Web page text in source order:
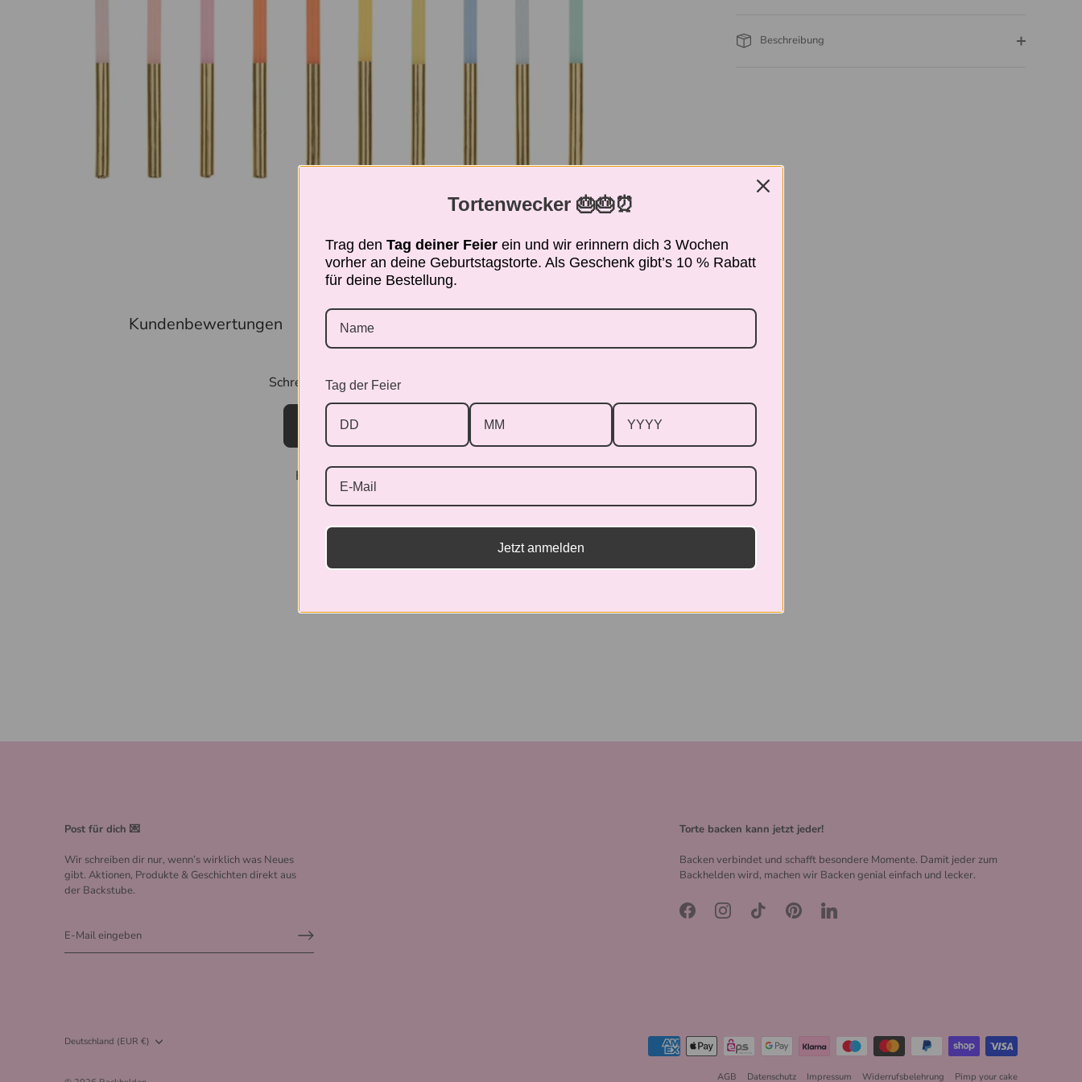
Beschreibung
Kundenbewertungen
Schreiben Sie die erste Bewertung
Bewertung schreiben
Keine Elemente gefunden
Post für dich 💌
Wir schreiben dir nur, wenn’s wirklich was Neues
gibt. Aktionen, Produkte & Geschichten direkt aus
der Backstube.
Torte backen kann jetzt jeder!
Backen verbindet und schafft besondere Momente. Damit jeder zum
Backhelden wird, machen wir Backen genial einfach und lecker.
AGB Datenschutz Impressum Widerrufsbelehrung Pimp your cake
Währung
Deutschland (EUR €)
Tortenwecker 🎂🎂⏰
Trag den Tag deiner Feier ein und wir erinnern dich 3 Wochen
vorher an deine Geburtstagstorte. Als Geschenk gibt’s 10 % Rabatt
für deine Bestellung.
Tag der Feier
Jetzt anmelden